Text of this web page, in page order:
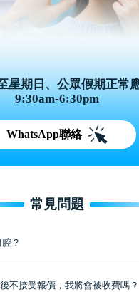
星期日、公眾假期正常
9:30am-6:30pm
WhatsApp聯絡
常見問題
？
濟世」的大學校訓，各分院匯聚來自香
業領袖品牌」，是諾貝爾種植系統全
不接受報價，我將會被收費嗎？